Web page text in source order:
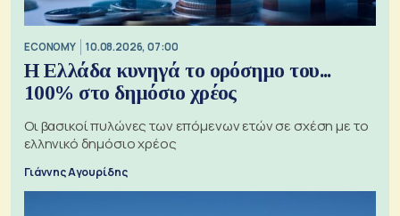
ECONOMY 10.08.2026, 07:00
Η Ελλάδα κυνηγά το ορόσημο του...
100% στο δημόσιο χρέος
Οι βασικοί πυλώνες των επόμενων ετών σε σχέση με το
ελληνικό δημόσιο χρέος
Γιάννης Αγουρίδης